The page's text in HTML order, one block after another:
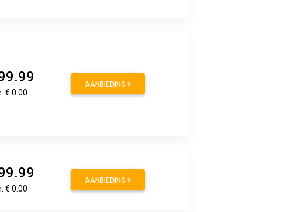
€ 0.00
AANBIEDING
€ 0.00
AANBIEDING